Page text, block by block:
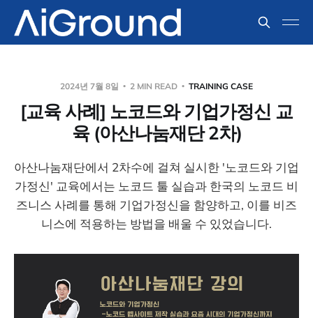
2024년 7월 8일 2 MIN READ TRAINING CASE
[교육 사례] 노코드와 기업가정신 교
육 (아산나눔재단 2차)
아산나눔재단에서 2차수에 걸쳐 실시한 '노코드와 기업
가정신' 교육에서는 노코드 툴 실습과 한국의 노코드 비
즈니스 사례를 통해 기업가정신을 함양하고, 이를 비즈
니스에 적용하는 방법을 배울 수 있었습니다.